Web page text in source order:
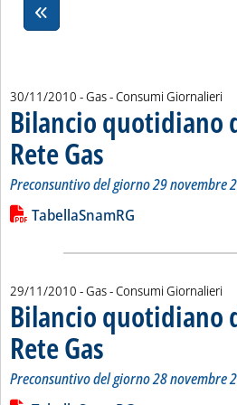
30/11/2010 - Gas - Consumi Giornalieri
Bilancio quotidiano
Rete Gas . Sottotitolo: Preconsuntivo
. Pubblicata martedì 30
Preconsuntivo del giorno 29 novembre
Leggi tutta la notizia: 'Bilancio
Lista allegati PDF alla
TabellaSnamRG
29/11/2010 - Gas - Consumi Giornalieri
Bilancio quotidiano
Rete Gas . Sottotitolo: Preconsuntivo
. Pubblicata lunedì 29
Preconsuntivo del giorno 28 novembre